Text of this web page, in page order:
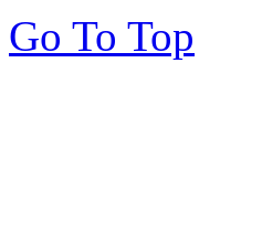
Go To Top